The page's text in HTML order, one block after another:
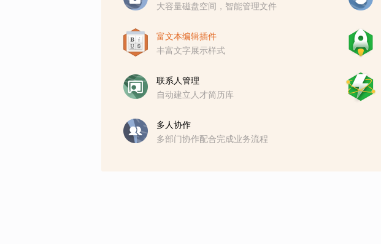
大容量磁盘空间，智能管理文件
富文本编辑插件
丰富文字展示样式
联系人管理
自动建立人才简历库
多人协作
多部门协作配合完成业务流程